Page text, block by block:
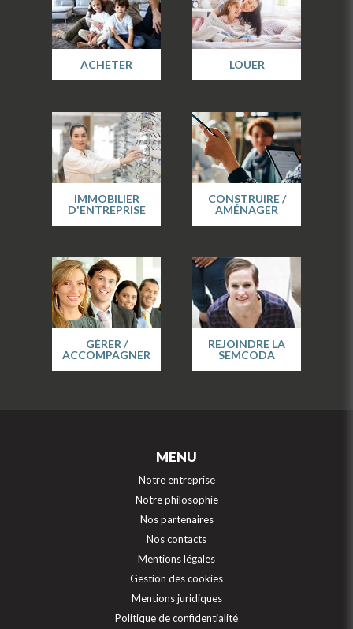
ACHETER LOUER
IMMOBILIER
D'ENTREPRISE
CONSTRUIRE /
AMÉNAGER
GÉRER /
ACCOMPAGNER
REJOINDRE LA
SEMCODA
MENU
Notre entreprise
Notre philosophie
Nos partenaires
Nos contacts
Mentions légales
Gestion des cookies
Mentions juridiques
Politique de confidentialité